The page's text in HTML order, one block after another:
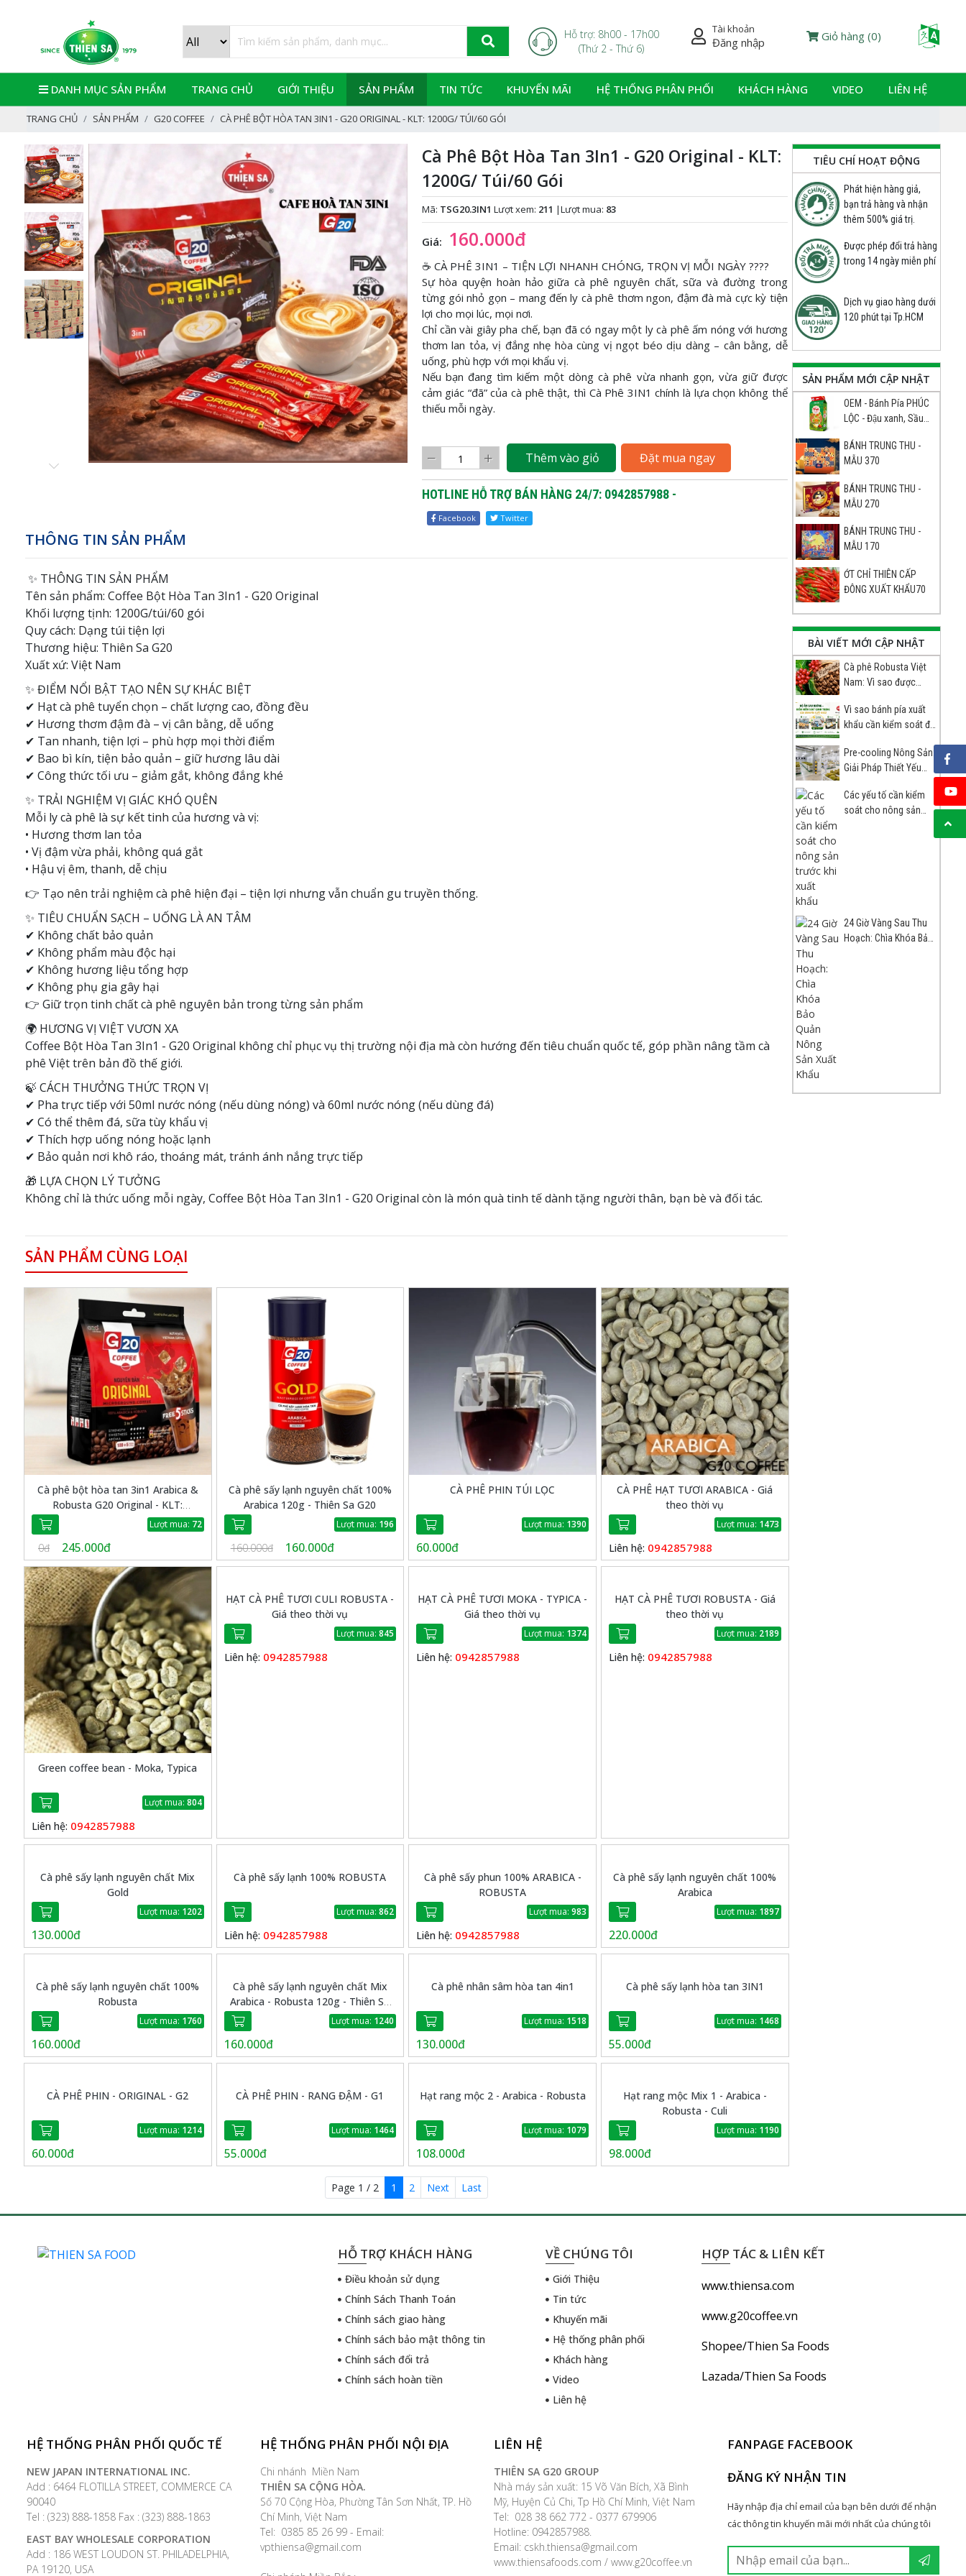
Hỗ trợ: 8h00 - 17h00
(Thứ 2 - Thứ 6)
Tài khoản
Đăng nhập Giỏ hàng(0)
DANH MỤC SẢN PHẨM TRANG CHỦ GIỚI THIỆU SẢN PHẨM TIN TỨC KHUYẾN MÃI HỆ THỐNG PHÂN PHỐI KHÁCH HÀNG VIDEO LIÊN HỆ
TRANG CHỦ SẢN PHẨM G20 COFFEE CÀ PHÊ BỘT HÒA TAN 3IN1 - G20 ORIGINAL - KLT: 1200G/ TÚI/60 GÓI
Cà Phê Bột Hòa Tan 3In1 - G20 Original - KLT:
1200G/ Túi/60 Gói
Mã: TSG20.3IN1 Lượt xem: 211 |Lượt mua: 83
Giá: 160.000đ
☕ CÀ PHÊ 3IN1 – TIỆN LỢI NHANH CHÓNG, TRỌN VỊ MỖI NGÀY ????
Sự hòa quyện hoàn hảo giữa cà phê nguyên chất, sữa và đường trong
từng gói nhỏ gọn – mang đến ly cà phê thơm ngon, đậm đà mà cực kỳ tiện
lợi cho mọi lúc, mọi nơi.
Chỉ cần vài giây pha chế, bạn đã có ngay một ly cà phê ấm nóng với hương
thơm lan tỏa, vị đắng nhẹ hòa cùng vị ngọt béo dịu dàng – cân bằng, dễ
uống, phù hợp với mọi khẩu vị.
Nếu bạn đang tìm kiếm một dòng cà phê vừa nhanh gọn, vừa giữ được
cảm giác “đã” của cà phê thật, thì Cà Phê 3IN1 chính là lựa chọn không thể
thiếu mỗi ngày.
Thêm vào giỏ Đặt mua ngay
HOTLINE HỖ TRỢ BÁN HÀNG 24/7: 0942857988 -
Facebook Twitter
THÔNG TIN SẢN PHẨM
✨ THÔNG TIN SẢN PHẨM
Tên sản phẩm: Coffee Bột Hòa Tan 3In1 - G20 Original
Khối lượng tịnh: 1200G/túi/60 gói
Quy cách: Dạng túi tiện lợi
Thương hiệu: Thiên Sa G20
Xuất xứ: Việt Nam
✨ ĐIỂM NỔI BẬT TẠO NÊN SỰ KHÁC BIỆT
✔ Hạt cà phê tuyển chọn – chất lượng cao, đồng đều
✔ Hương thơm đậm đà – vị cân bằng, dễ uống
✔ Tan nhanh, tiện lợi – phù hợp mọi thời điểm
✔ Bao bì kín, tiện bảo quản – giữ hương lâu dài
✔ Công thức tối ưu – giảm gắt, không đắng khé
✨ TRẢI NGHIỆM VỊ GIÁC KHÓ QUÊN
Mỗi ly cà phê là sự kết tinh của hương và vị:
• Hương thơm lan tỏa
• Vị đậm vừa phải, không quá gắt
• Hậu vị êm, thanh, dễ chịu
👉 Tạo nên trải nghiệm cà phê hiện đại – tiện lợi nhưng vẫn chuẩn gu truyền thống.
✨ TIÊU CHUẨN SẠCH – UỐNG LÀ AN TÂM
✔ Không chất bảo quản
✔ Không phẩm màu độc hại
✔ Không hương liệu tổng hợp
✔ Không phụ gia gây hại
👉 Giữ trọn tinh chất cà phê nguyên bản trong từng sản phẩm
🌍 HƯƠNG VỊ VIỆT VƯƠN XA
Coffee Bột Hòa Tan 3In1 - G20 Original không chỉ phục vụ thị trường nội địa mà còn hướng đến tiêu chuẩn quốc tế, góp phần nâng tầm cà
phê Việt trên bản đồ thế giới.
🍃 CÁCH THƯỞNG THỨC TRỌN VỊ
✔ Pha trực tiếp với 50ml nước nóng (nếu dùng nóng) và 60ml nước nóng (nếu dùng đá)
✔ Có thể thêm đá, sữa tùy khẩu vị
✔ Thích hợp uống nóng hoặc lạnh
✔ Bảo quản nơi khô ráo, thoáng mát, tránh ánh nắng trực tiếp
🎁 LỰA CHỌN LÝ TƯỞNG
Không chỉ là thức uống mỗi ngày, Coffee Bột Hòa Tan 3In1 - G20 Original còn là món quà tinh tế dành tặng người thân, bạn bè và đối tác.
SẢN PHẨM CÙNG LOẠI
Cà phê bột hòa tan 3in1 Arabica &
Robusta G20 Original - KLT:
1700G/túi/105 góiLượt mua: 72
0đ 245.000đ
Cà phê sấy lạnh nguyên chất 100%
Arabica 120g - Thiên Sa G20
Lượt mua: 196
160.000đ 160.000đ
CÀ PHÊ PHIN TÚI LỌC
Lượt mua: 1390
60.000đ
CÀ PHÊ HẠT TƯƠI ARABICA - Giá
theo thời vụ
Lượt mua: 1473
Liên hệ: 0942857988
Green coffee bean - Moka, Typica
Lượt mua: 804
Liên hệ: 0942857988
HẠT CÀ PHÊ TƯƠI CULI ROBUSTA -
Giá theo thời vụ
Lượt mua:845
Liên hệ: 0942857988
HẠT CÀ PHÊ TƯƠI MOKA - TYPICA -
Giá theo thời vụ
Lượt mua: 1374
Liên hệ: 0942857988
HẠT CÀ PHÊ TƯƠI ROBUSTA - Giá
theo thời vụ
Lượt mua: 2189
Liên hệ: 0942857988
Cà phê sấy lạnh nguyên chất Mix
Gold
Lượt mua: 1202
130.000đ
Cà phê sấy lạnh 100% ROBUSTA
Lượt mua:862
Liên hệ: 0942857988
Cà phê sấy phun 100% ARABICA -
ROBUSTA
Lượt mua: 983
Liên hệ: 0942857988
Cà phê sấy lạnh nguyên chất 100%
Arabica
Lượt mua: 1897
220.000đ
Cà phê sấy lạnh nguyên chất 100%
Robusta
Lượt mua: 1760
160.000đ
Cà phê sấy lạnh nguyên chất Mix
Arabica - Robusta 120g - Thiên Sa
Lượt mua: 1240
160.000đ
Cà phê nhân sâm hòa tan 4in1
Lượt mua: 1518
130.000đ
Cà phê sấy lạnh hòa tan 3IN1
Lượt mua: 1468
55.000đ
CÀ PHÊ PHIN - ORIGINAL - G2
Lượt mua: 1214
60.000đ
CÀ PHÊ PHIN - RANG ĐẬM - G1
Lượt mua: 1464
55.000đ
Hạt rang mộc 2 - Arabica - Robusta
Lượt mua: 1079
108.000đ
Hạt rang mộc Mix 1 - Arabica -
Robusta - Culi
Lượt mua: 1190
98.000đ
Page 1 / 2 1 2 Next Last
TIÊU CHÍ HOẠT ĐỘNG
Phát hiện hàng giả,
bạn trả hàng và nhận
thêm 500% giá trị.
Được phép đổi trả hàng
trong 14 ngày miễn phí
Dịch vụ giao hàng dưới
120 phút tại Tp.HCM
SẢN PHẨM MỚI CẬP NHẬT
OEM - Bánh Pía PHÚC
LỘC - Đậu xanh, Sầu
BÁNH TRUNG THU -
MẪU 370
BÁNH TRUNG THU -
MẪU 270
BÁNH TRUNG THU -
MẪU 170
ỚT CHỈ THIÊN CẤP
ĐÔNG XUẤT KHẨU70
BÀI VIẾT MỚI CẬP NHẬT
Cà phê Robusta Việt
Nam: Vì sao được
lựa chọn?
Vì sao bánh pía xuất
khẩu cần kiểm soát độ
Pre-cooling Nông Sản:
Giải Pháp Thiết Yếu
Khẩu
Các yếu tố cần kiểm
soát cho nông sản
24 Giờ Vàng Sau Thu
Hoạch: Chìa Khóa Bảo
HỖ TRỢ KHÁCH HÀNG
Điều khoản sử dụng
Chính Sách Thanh Toán
Chính sách giao hàng
Chính sách bảo mật thông tin
Chính sách đổi trả
Chính sách hoàn tiền
VỀ CHÚNG TÔI
Giới Thiệu
Tin tức
Khuyến mãi
Hệ thống phân phối
Khách hàng
Video
Liên hệ
HỢP TÁC & LIÊN KẾT
www.thiensa.com
www.g20coffee.vn
Shopee/Thien Sa Foods
Lazada/Thien Sa Foods
HỆ THỐNG PHÂN PHỐI QUỐC TẾ
NEW JAPAN INTERNATIONAL INC.
Add : 6464 FLOTILLA STREET, COMMERCE CA
90040
Tel : (323) 888-1858 Fax : (323) 888-1863
EAST BAY WHOLESALE CORPORATION
Add : 186 WEST LOUDON ST. PHILADELPHIA,
PA 19120, USA
HỆ THỐNG PHÂN PHỐI NỘI ĐỊA
Chi nhánh Miền Nam
THIÊN SA CỘNG HÒA.
Số 70 Cộng Hòa, Phường Tân Sơn Nhất, TP. Hồ
Chí Minh, Việt Nam
Tel: 0385 85 26 99 - Email:
vpthiensa@gmail.com
LIÊN HỆ
THIÊN SA G20 GROUP
Nhà máy sản xuất: 15 Võ Văn Bích, Xã Bình
Mỹ, Huyện Củ Chi, Tp Hồ Chí Minh, Việt Nam
Tel: 028 38 662 772 - 0377 679906
Hotline: 0942857988.
Email: cskh.thiensa@gmail.com
www.thiensafoods.com / www.g20coffee.vn
FANPAGE FACEBOOK
ĐĂNG KÝ NHẬN TIN
Hãy nhập địa chỉ email của bạn bên dưới để nhận
các thông tin khuyến mãi mới nhất của chúng tôi